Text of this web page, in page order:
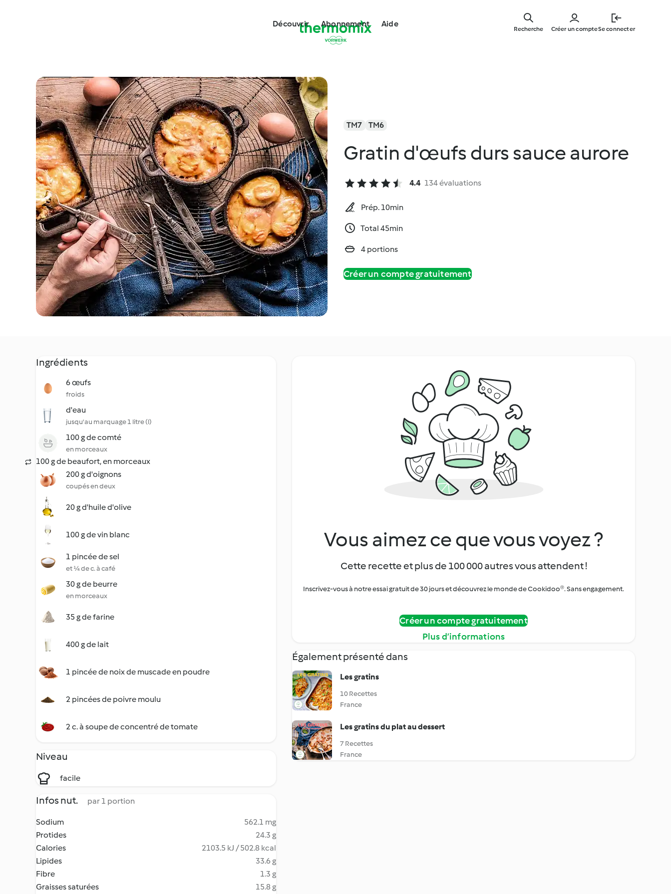
main
Découvrir Abonnement Aide
Créer un compteSe connecter
Recherche
TM7 TM6
Gratin d'œufs durs sauce aurore
4.4 134 évaluations
Prép. 10min
Total 45min
4 portions
Créer un compte gratuitement
Ingrédients
6 œufs
froids
d'eau
jusqu'au marquage 1 litre (l)
100 g de comté
en morceaux
100 g de beaufort, en morceaux
200 g d'oignons
coupés en deux
20 g d'huile d'olive
100 g de vin blanc
1 pincée de sel
et ¼ de c. à café
30 g de beurre
en morceaux
35 g de farine
400 g de lait
1 pincée de noix de muscade en poudre
2 pincées de poivre moulu
2 c. à soupe de concentré de tomate
Niveau
facile
Infos nut. par 1 portion
Sodium
562.1 mg
Protides
24.3 g
Calories
2103.5 kJ / 502.8 kcal
Lipides
33.6 g
Fibre
1.3 g
Graisses saturées
15.8 g
Vous aimez ce que vous voyez ?
Cette recette et plus de 100 000 autres vous attendent !
Inscrivez-vous à notre essai gratuit de 30 jours et découvrez le monde de Cookidoo®. Sans engagement.
Créer un compte gratuitement
Plus d’informations
Également présenté dans
Les gratins
10 Recettes
France
Les gratins du plat au dessert
7 Recettes
France